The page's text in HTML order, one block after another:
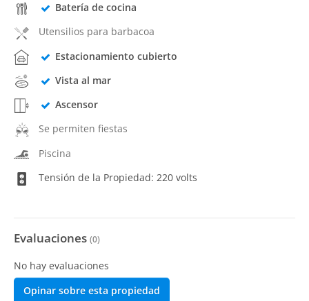
Batería de cocina
Utensilios para barbacoa
Estacionamiento cubierto
Vista al mar
Ascensor
Se permiten fiestas
Piscina
Tensión de la Propiedad: 220 volts
Evaluaciones (0)
No hay evaluaciones
Opinar sobre esta propiedad